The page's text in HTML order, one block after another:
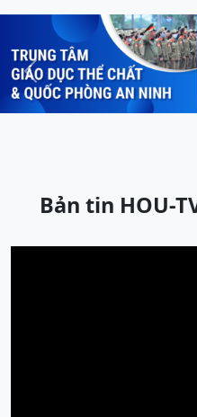
Previous
Bản tin HOU-